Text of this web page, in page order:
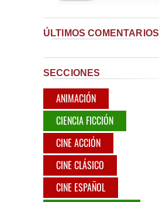
ÚLTIMOS COMENTARIOS
SECCIONES
ANIMACIÓN
CIENCIA FICCIÓN
CINE ACCIÓN
CINE CLÁSICO
CINE ESPAÑOL